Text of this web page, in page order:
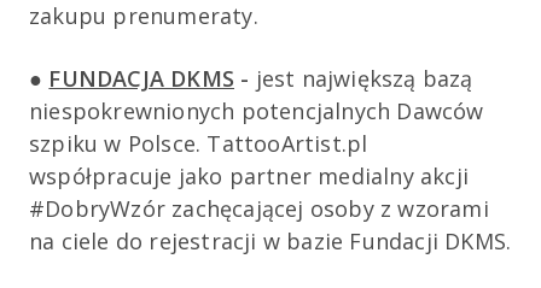
zakupu prenumeraty.
● FUNDACJA DKMS - jest największą bazą
niespokrewnionych potencjalnych Dawców
szpiku w Polsce. TattooArtist.pl
współpracuje jako partner medialny akcji
#DobryWzór zachęcającej osoby z wzorami
na ciele do rejestracji w bazie Fundacji DKMS.